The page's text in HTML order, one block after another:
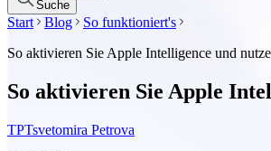
Suche
Start Blog
So funktioniert's
So aktivieren Sie Apple Intelligence und
So aktivieren Sie Apple
TPTsvetomira Petrova